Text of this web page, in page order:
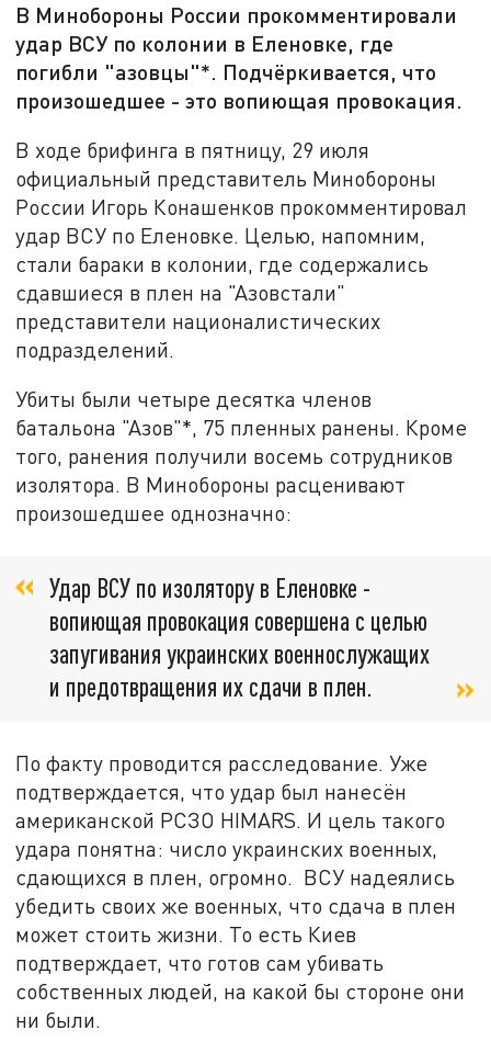
В Минобороны России прокомментировали
удар ВСУ по колонии в Еленовке, где
погибли "азовцы"*. Подчёркивается, что
произошедшее - это вопиющая провокация.
В ходе брифинга в пятницу, 29 июля
официальный представитель Минобороны
России Игорь Конашенков прокомментировал
удар ВСУ по Еленовке. Целью, напомним,
стали бараки в колонии, где содержались
сдавшиеся в плен на "Азовстали"
представители националистических
подразделений.
Убиты были четыре десятка членов
батальона "Азов"*, 75 пленных ранены. Кроме
того, ранения получили восемь сотрудников
изолятора. В Минобороны расценивают
произошедшее однозначно:
Удар ВСУ по изолятору в Еленовке -
вопиющая провокация совершена с целью
запугивания украинских военнослужащих
и предотвращения их сдачи в плен.
По факту проводится расследование. Уже
подтверждается, что удар был нанесён
американской РСЗО HIMARS. И цель такого
удара понятна: число украинских военных,
сдающихся в плен, огромно. ВСУ надеялись
убедить своих же военных, что сдача в плен
может стоить жизни. То есть Киев
подтверждает, что готов сам убивать
собственных людей, на какой бы стороне они
ни были.